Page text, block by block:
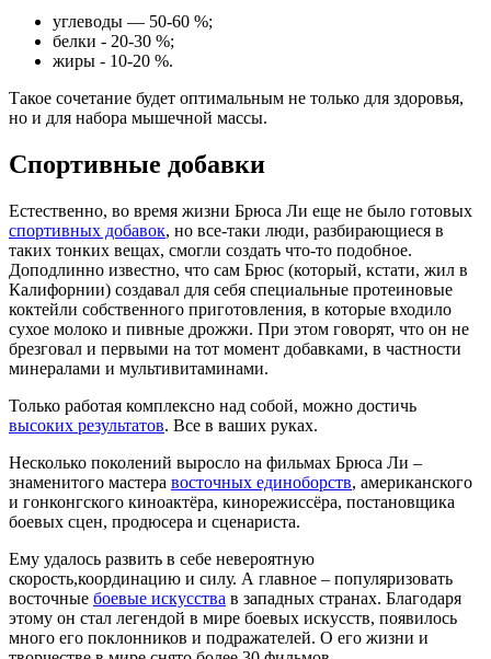
углеводы — 50-60 %;
белки - 20-30 %;
жиры - 10-20 %.
Такое сочетание будет оптимальным не только для здоровья,
но и для набора мышечной массы.
Спортивные добавки
Естественно, во время жизни Брюса Ли еще не было готовых
спортивных добавок, но все-таки люди, разбирающиеся в
таких тонких вещах, смогли создать что-то подобное.
Доподлинно известно, что сам Брюс (который, кстати, жил в
Калифорнии) создавал для себя специальные протеиновые
коктейли собственного приготовления, в которые входило
сухое молоко и пивные дрожжи. При этом говорят, что он не
брезговал и первыми на тот момент добавками, в частности
минералами и мультивитаминами.
Только работая комплексно над собой, можно достичь
высоких результатов. Все в ваших руках.
Несколько поколений выросло на фильмах Брюса Ли –
знаменитого мастера восточных единоборств, американского
и гонконгского киноактёра, кинорежиссёра, постановщика
боевых сцен, продюсера и сценариста.
Ему удалось развить в себе невероятную
скорость,координацию и силу. А главное – популяризовать
восточные боевые искусства в западных странах. Благодаря
этому он стал легендой в мире боевых искусств, появилось
много его поклонников и подражателей. О его жизни и